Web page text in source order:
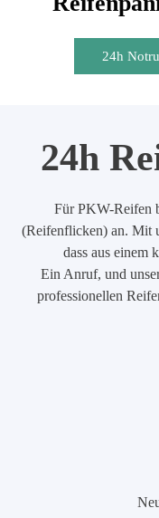
24h
24h
Für PKW-Reifen
(Reifenflicken) an. Mit
dass aus einem
Ein Anruf, und
professionellen